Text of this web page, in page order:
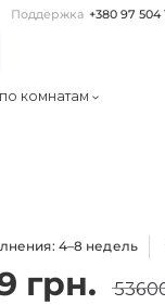
Поддержка +380 97 504
комнатам
4–8 недель
грн.